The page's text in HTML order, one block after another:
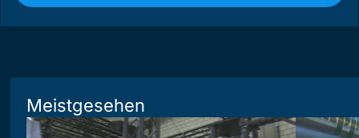
Meistgesehen